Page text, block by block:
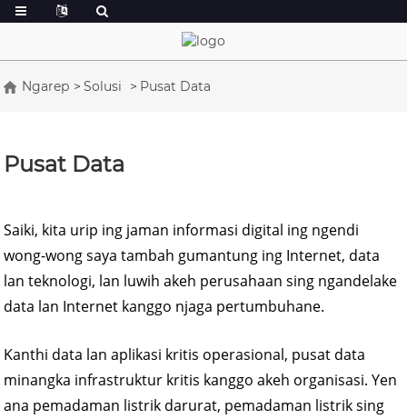
Ngarep Solusi Pusat Data
Pusat Data
Saiki, kita urip ing jaman informasi digital ing ngendi
wong-wong saya tambah gumantung ing Internet, data
lan teknologi, lan luwih akeh perusahaan sing ngandelake
data lan Internet kanggo njaga pertumbuhane.
Kanthi data lan aplikasi kritis operasional, pusat data
minangka infrastruktur kritis kanggo akeh organisasi. Yen
ana pemadaman listrik darurat, pemadaman listrik sing